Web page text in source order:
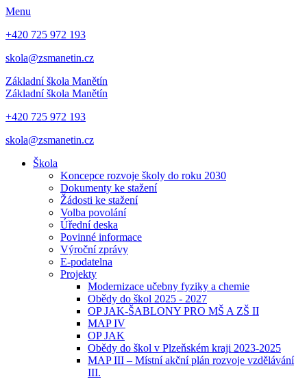
Menu
+420 725 972 193
skola@zsmanetin.cz
Základní škola Manětín
Základní škola Manětín
+420 725 972 193
skola@zsmanetin.cz
Škola
Koncepce rozvoje školy do roku 2030
Dokumenty ke stažení
Žádosti ke stažení
Volba povolání
Úřední deska
Povinné informace
Výroční zprávy
E-podatelna
Projekty
Modernizace učebny fyziky a chemie
Obědy do škol 2025 - 2027
OP JAK-ŠABLONY PRO MŠ A ZŠ II
MAP IV
OP JAK
Obědy do škol v Plzeňském kraji 2023-2025
MAP III – Místní akční plán rozvoje vzdělávání
III.